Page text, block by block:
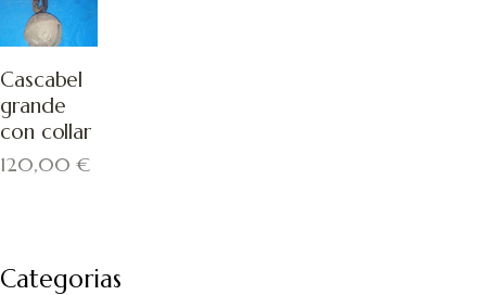
Cascabel
grande
con collar
120,00 €
Categorias